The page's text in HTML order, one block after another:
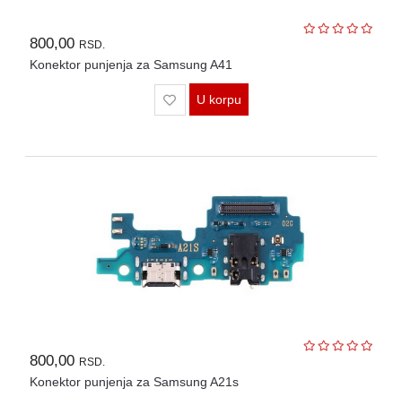
800,00 RSD.
Konektor punjenja za Samsung A41
U korpu
800,00 RSD.
Konektor punjenja za Samsung A21s